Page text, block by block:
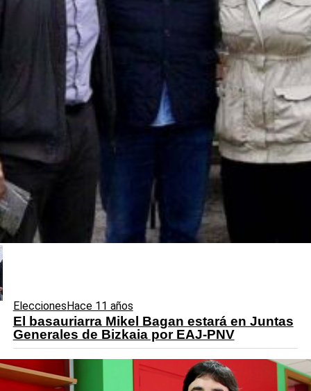
EleccionesHace 11 años
El basauriarra Mikel Bagan estará en Juntas
Generales de Bizkaia por EAJ-PNV